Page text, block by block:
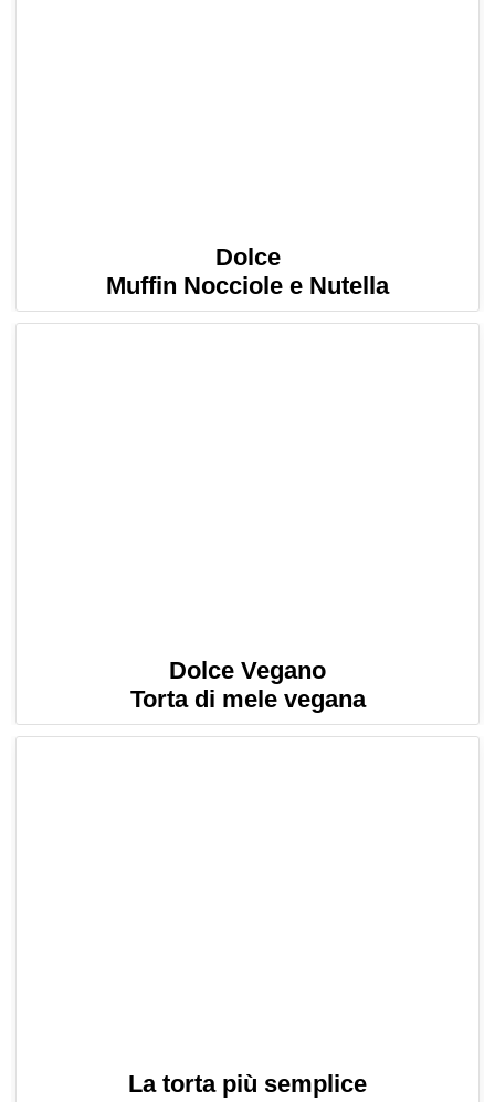
Dolce
Muffin Nocciole e Nutella
Dolce Vegano
Torta di mele vegana
La torta più semplice